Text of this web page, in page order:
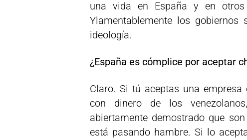
una vida en España y en
Ylamentablemente los
ideología.
¿España es cómplice por aceptar
Claro. Si tú aceptas una
con dinero de los
abiertamente demostrado que
está pasando hambre. Si lo